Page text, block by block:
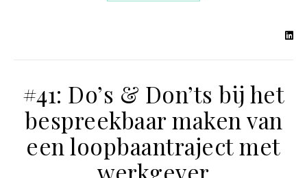
#41: Do’s & Don’ts bij het
bespreekbaar maken van
een loopbaantraject met
werkgever